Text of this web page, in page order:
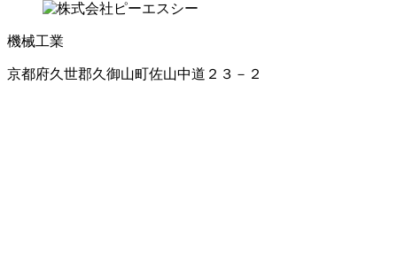
機械工業
京都府久世郡久御山町佐山中道２３－２